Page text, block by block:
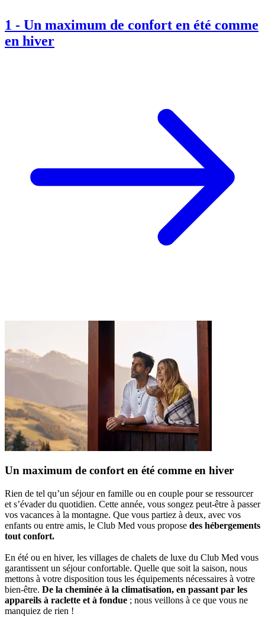
1 - Un maximum de confort en été comme
en hiver
Un maximum de confort en été comme en hiver
Rien de tel qu’un séjour en famille ou en couple pour se ressourcer
et s’évader du quotidien. Cette année, vous songez peut-être à passer
vos vacances à la montagne. Que vous partiez à deux, avec vos
enfants ou entre amis, le Club Med vous propose des hébergements
tout confort.
En été ou en hiver, les villages de chalets de luxe du Club Med vous
garantissent un séjour confortable. Quelle que soit la saison, nous
mettons à votre disposition tous les équipements nécessaires à votre
bien-être. De la cheminée à la climatisation, en passant par les
appareils à raclette et à fondue ; nous veillons à ce que vous ne
manquiez de rien !